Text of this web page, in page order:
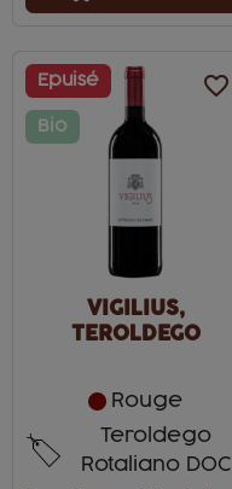
favorite_border
Epuisé
Bio
VIGILIUS,
TEROLDEGO
Rouge
Teroldego
Rotaliano DOC